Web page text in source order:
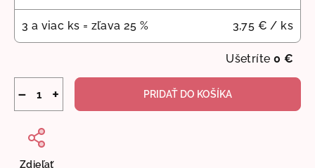
3 a viac ks = zľava 25 % 3,75 € / ks
Ušetríte 0 €
+
− PRIDAŤ DO KOŠÍKA
Zdieľať